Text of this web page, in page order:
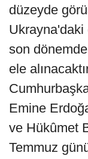
düzeyde
Ukrayna'daki
son
ele
Emine
ve Hükûmet
Temmuz